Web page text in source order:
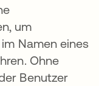
um
Namen eines
Ohne
Benutzer